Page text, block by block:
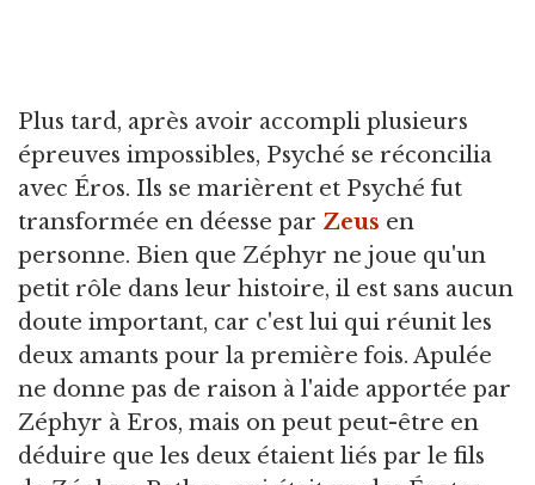
Plus tard, après avoir accompli plusieurs
épreuves impossibles, Psyché se réconcilia
avec Éros. Ils se marièrent et Psyché fut
transformée en déesse par Zeus en
personne. Bien que Zéphyr ne joue qu'un
petit rôle dans leur histoire, il est sans aucun
doute important, car c'est lui qui réunit les
deux amants pour la première fois. Apulée
ne donne pas de raison à l'aide apportée par
Zéphyr à Eros, mais on peut peut-être en
déduire que les deux étaient liés par le fils